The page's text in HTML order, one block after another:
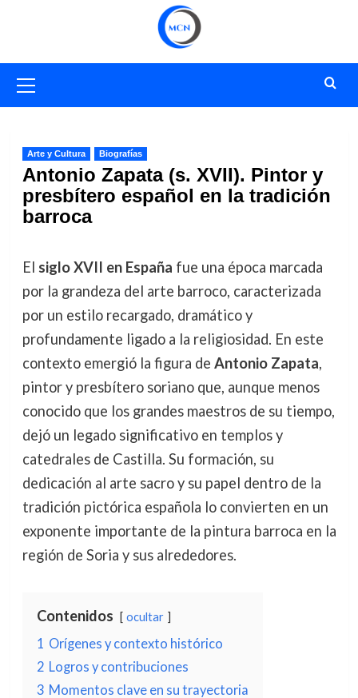
primario
Arte y Cultura Biografías
Antonio Zapata (s. XVII). Pintor y
presbítero español en la tradición
barroca
El siglo XVII en España fue una época marcada
por la grandeza del arte barroco, caracterizada
por un estilo recargado, dramático y
profundamente ligado a la religiosidad. En este
contexto emergió la figura de Antonio Zapata,
pintor y presbítero soriano que, aunque menos
conocido que los grandes maestros de su tiempo,
dejó un legado significativo en templos y
catedrales de Castilla. Su formación, su
dedicación al arte sacro y su papel dentro de la
tradición pictórica española lo convierten en un
exponente importante de la pintura barroca en la
región de Soria y sus alrededores.
Contenidos ocultar
1 Orígenes y contexto histórico
2 Logros y contribuciones
3 Momentos clave en su trayectoria